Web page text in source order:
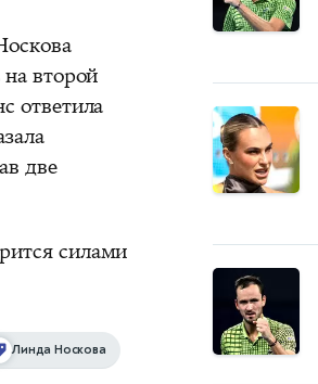
второй
ответила
две
силами
Линда Носкова